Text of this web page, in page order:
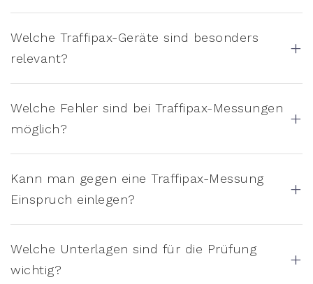
Welche Traffipax-Geräte sind besonders
relevant?
+
Welche Fehler sind bei Traffipax-Messungen
möglich?
+
Kann man gegen eine Traffipax-Messung
Einspruch einlegen?
+
Welche Unterlagen sind für die Prüfung
wichtig?
+